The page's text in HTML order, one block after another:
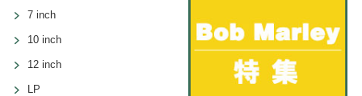
7 inch
10 inch
12 inch
LP